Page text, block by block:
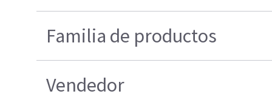
Familia de productos
Vendedor